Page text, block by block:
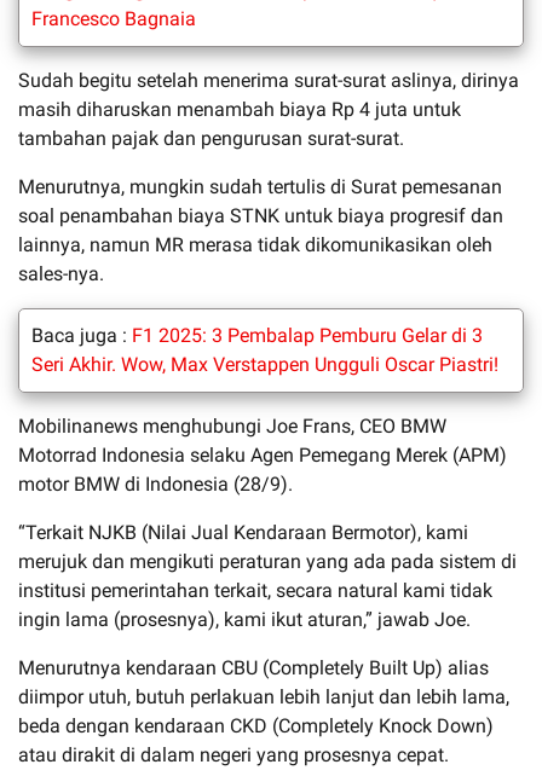
Francesco Bagnaia
Sudah begitu setelah menerima surat-surat aslinya, dirinya
masih diharuskan menambah biaya Rp 4 juta untuk
tambahan pajak dan pengurusan surat-surat.
Menurutnya, mungkin sudah tertulis di Surat pemesanan
soal penambahan biaya STNK untuk biaya progresif dan
lainnya, namun MR merasa tidak dikomunikasikan oleh
sales-nya.
Baca juga : F1 2025: 3 Pembalap Pemburu Gelar di 3
Seri Akhir. Wow, Max Verstappen Ungguli Oscar Piastri!
Mobilinanews menghubungi Joe Frans, CEO BMW
Motorrad Indonesia selaku Agen Pemegang Merek (APM)
motor BMW di Indonesia (28/9).
“Terkait NJKB (Nilai Jual Kendaraan Bermotor), kami
merujuk dan mengikuti peraturan yang ada pada sistem di
institusi pemerintahan terkait, secara natural kami tidak
ingin lama (prosesnya), kami ikut aturan,” jawab Joe.
Menurutnya kendaraan CBU (Completely Built Up) alias
diimpor utuh, butuh perlakuan lebih lanjut dan lebih lama,
beda dengan kendaraan CKD (Completely Knock Down)
atau dirakit di dalam negeri yang prosesnya cepat.